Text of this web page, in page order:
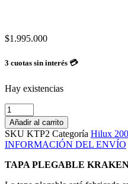
$1.995.000
3 cuotas sin interés 💳
Hay existencias
Tapa
Plegable
Kraken
Para
Hilux
2005
Añadir al carrito
SKU KTP2 Categoría Hilux
INFORMACIÓN DEL ENVÍO
TAPA PLEGABLE